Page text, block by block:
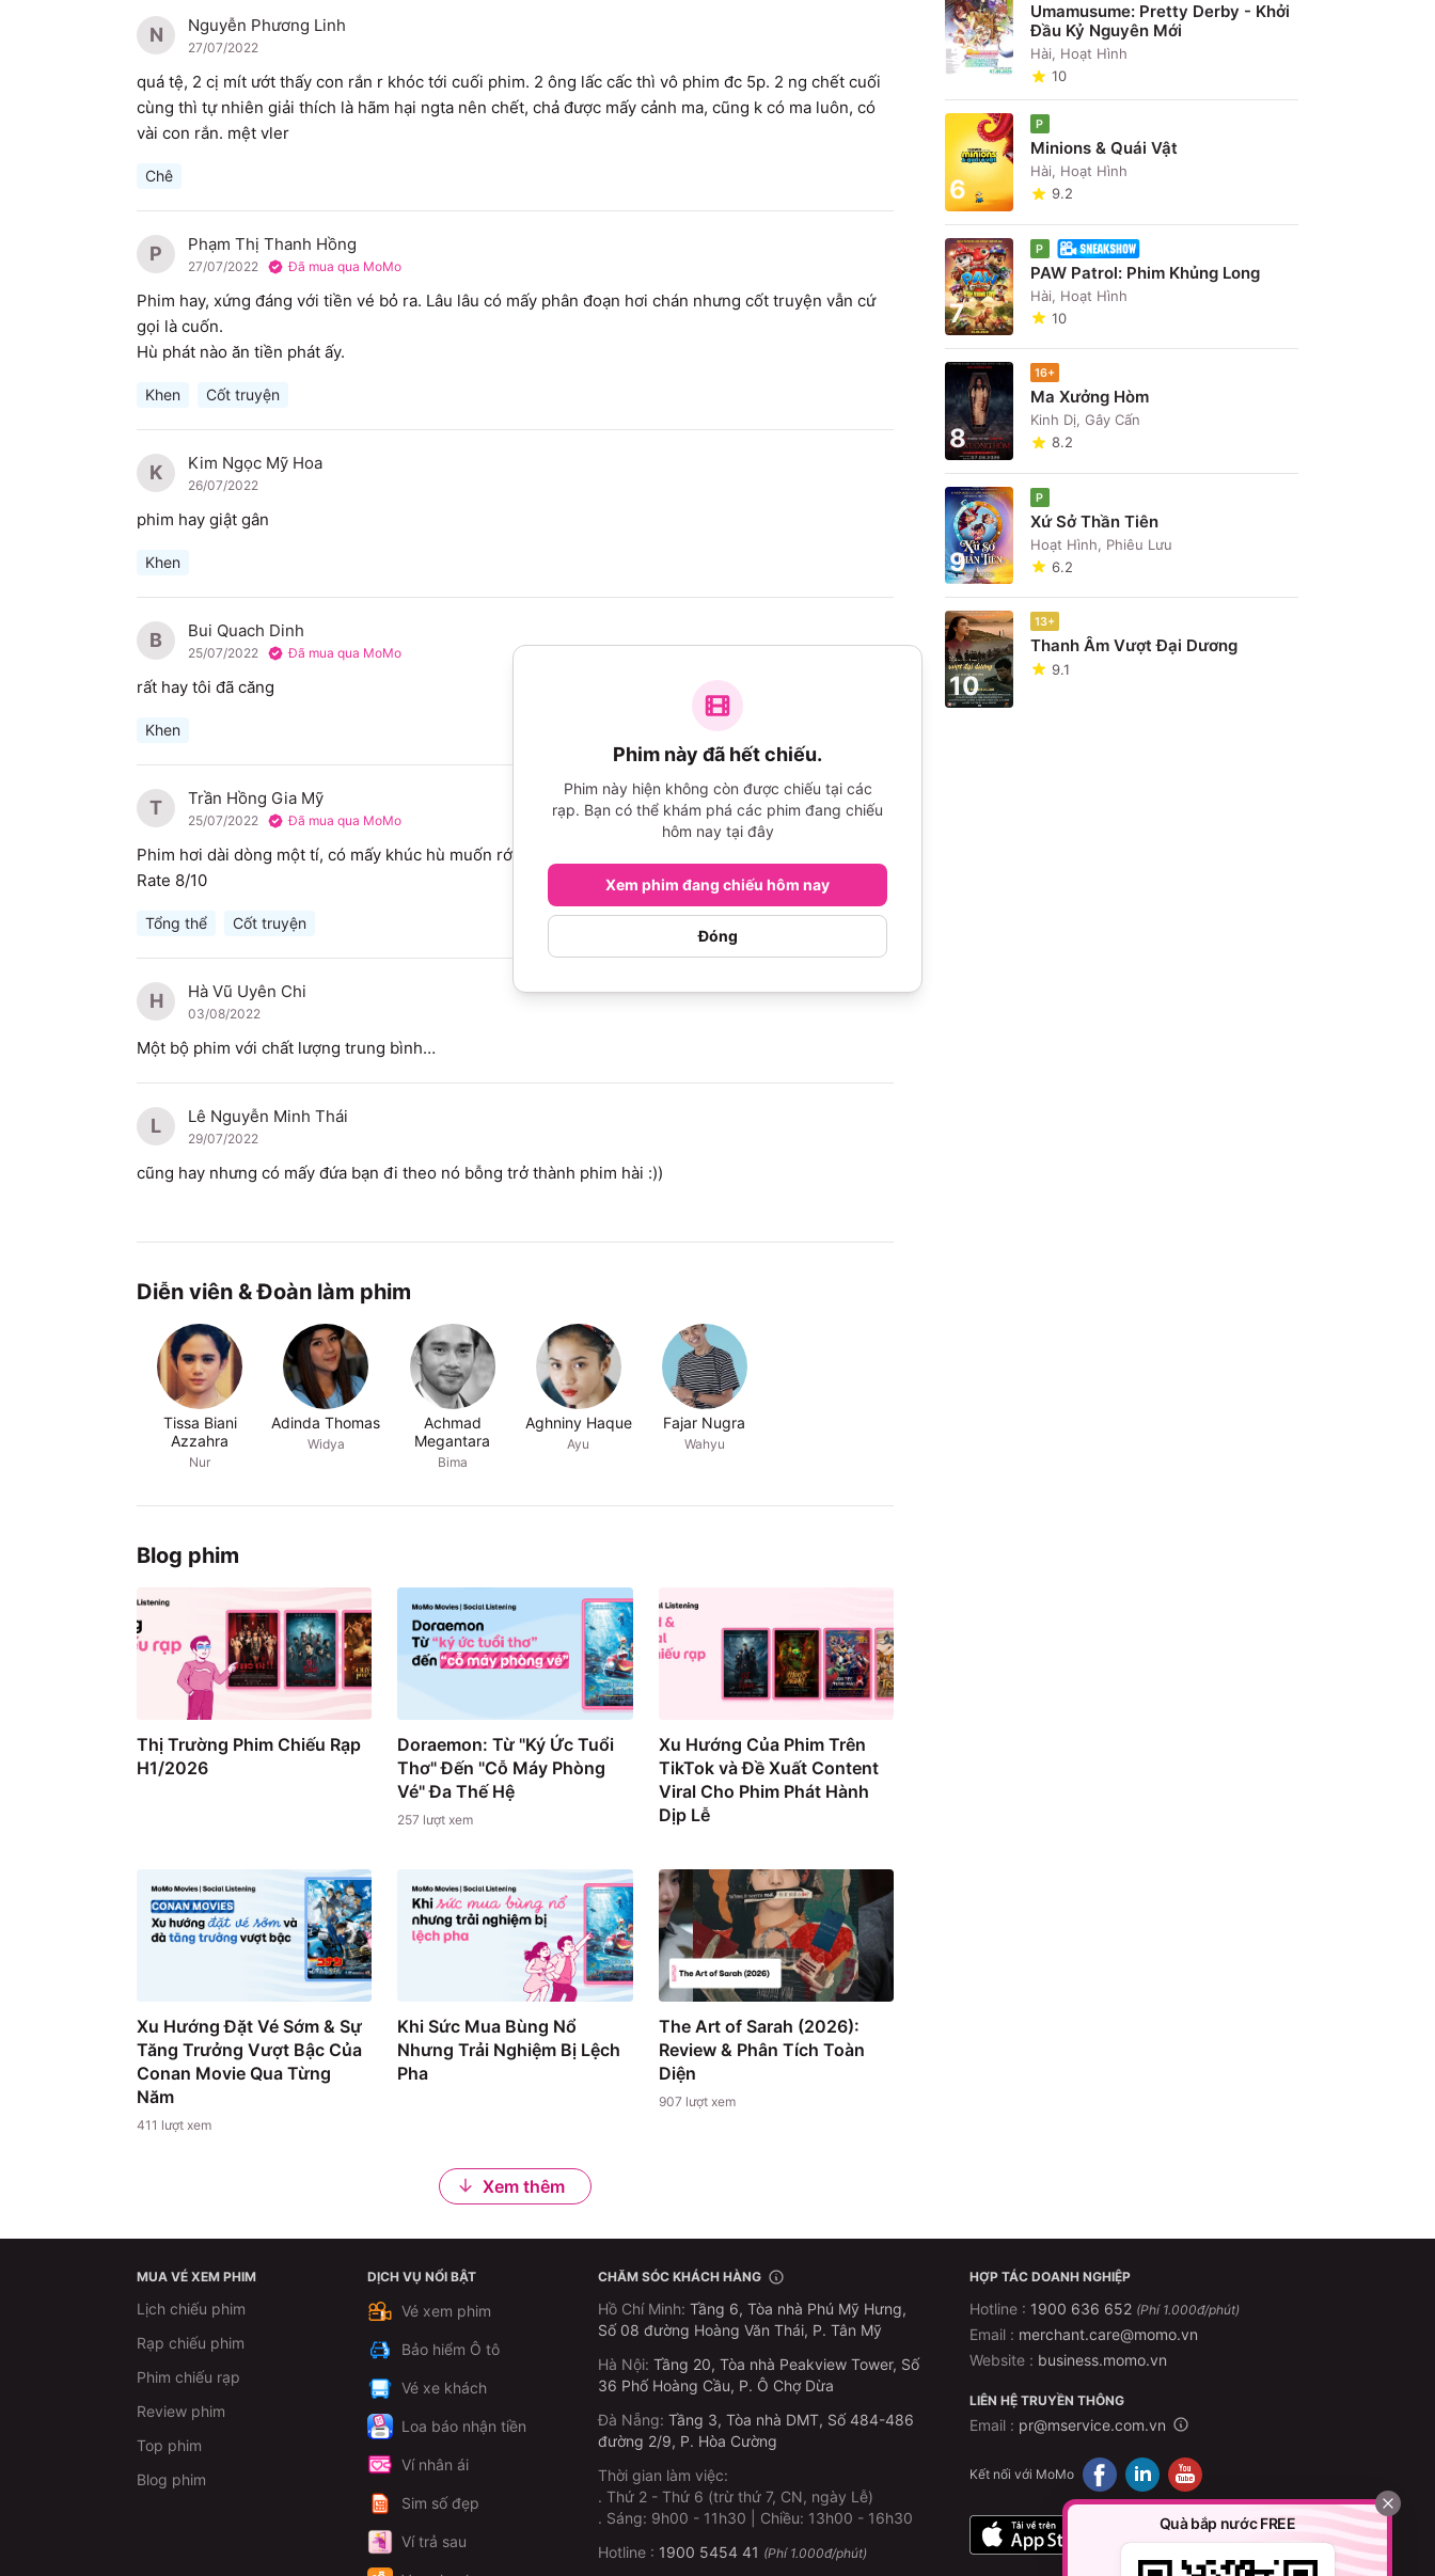
N Nguyễn Phương Linh
27/07/2022
quá tệ, 2 cị mít ướt thấy con rắn r khóc tới cuối phim. 2 ông lấc cấc thì vô phim đc 5p. 2 ng chết cuối
cùng thì tự nhiên giải thích là hãm hại ngta nên chết, chả được mấy cảnh ma, cũng k có ma luôn, có
vài con rắn. mệt vler
Chê
P Phạm Thị Thanh Hồng
27/07/2022 Đã mua qua MoMo
Phim hay, xứng đáng với tiền vé bỏ ra. Lâu lâu có mấy phân đoạn hơi chán nhưng cốt truyện vẫn cứ
gọi là cuốn.
Hù phát nào ăn tiền phát ấy.
Khen Cốt truyện
K Kim Ngọc Mỹ Hoa
26/07/2022
phim hay giật gân
Khen
B Bui Quach Dinh
25/07/2022 Đã mua qua MoMo
rất hay tôi đã căng
Khen
T Trần Hồng Gia Mỹ
25/07/2022 Đã mua qua MoMo
Phim hơi dài dòng một tí, có mấy khúc hù muốn rớt trái tym ra ngoài luôn❤️Kết hơi buồn một xíu.
Rate 8/10
Tổng thể Cốt truyện
H Hà Vũ Uyên Chi
03/08/2022
Một bộ phim với chất lượng trung bình…
L Lê Nguyễn Minh Thái
29/07/2022
cũng hay nhưng có mấy đứa bạn đi theo nó bỗng trở thành phim hài :))
Diễn viên & Đoàn làm phim
Tissa Biani
Azzahra
Nur
Adinda Thomas
Widya
Achmad
Megantara
Bima
Aghniny Haque
Ayu
Fajar Nugra
Wahyu
Blog phim
Thị Trường Phim Chiếu Rạp
H1/2026
Doraemon: Từ "Ký Ức Tuổi
Thơ" Đến "Cỗ Máy Phòng
Vé" Đa Thế Hệ
257 lượt xem
Xu Hướng Của Phim Trên
TikTok và Đề Xuất Content
Viral Cho Phim Phát Hành
Dịp Lễ
Xu Hướng Đặt Vé Sớm & Sự
Tăng Trưởng Vượt Bậc Của
Conan Movie Qua Từng
Năm
411 lượt xem
Khi Sức Mua Bùng Nổ
Nhưng Trải Nghiệm Bị Lệch
Pha
The Art of Sarah (2026):
Review & Phân Tích Toàn
Diện
907 lượt xem
Xem thêm
5
Umamusume: Pretty Derby - Khởi
Đầu Kỷ Nguyên Mới
Hài, Hoạt Hình
10
6
P
Minions & Quái Vật
Hài, Hoạt Hình
9.2
7
P
PAW Patrol: Phim Khủng Long
Hài, Hoạt Hình
10
8
16+
Ma Xưởng Hòm
Kinh Dị, Gây Cấn
8.2
9
P
Xứ Sở Thần Tiên
Hoạt Hình, Phiêu Lưu
6.2
10
13+
Thanh Âm Vượt Đại Dương
9.1
MUA VÉ XEM PHIM
Lịch chiếu phim
Rạp chiếu phim
Phim chiếu rạp
Review phim
Top phim
Blog phim
DỊCH VỤ NỔI BẬT
Vé xem phim
Bảo hiểm Ô tô
Vé xe khách
Loa báo nhận tiền
Ví nhân ái
Sim số đẹp
Ví trả sau
CHĂM SÓC KHÁCH HÀNG
Hồ Chí Minh: Tầng 6, Tòa nhà Phú Mỹ Hưng,
Số 08 đường Hoàng Văn Thái, P. Tân Mỹ
Hà Nội: Tầng 20, Tòa nhà Peakview Tower, Số
36 Phố Hoàng Cầu, P. Ô Chợ Dừa
Đà Nẵng: Tầng 3, Tòa nhà DMT, Số 484-486
đường 2/9, P. Hòa Cường
Thời gian làm việc:
. Thứ 2 - Thứ 6 (trừ thứ 7, CN, ngày Lễ)
. Sáng: 9h00 - 11h30 | Chiều: 13h00 - 16h30
Hotline : 1900 5454 41 (Phí 1.000đ/phút)
HỢP TÁC DOANH NGHIỆP
Hotline : 1900 636 652 (Phí 1.000đ/phút)
Email : merchant.care@momo.vn
Website : business.momo.vn
LIÊN HỆ TRUYỀN THÔNG
Email : pr@mservice.com.vn
Kết nối với MoMo
Quà bắp nước FREE
Phim này đã hết chiếu.
Phim này hiện không còn được chiếu tại các
rạp. Bạn có thể khám phá các phim đang chiếu
hôm nay tại đây
Xem phim đang chiếu hôm nay
Đóng